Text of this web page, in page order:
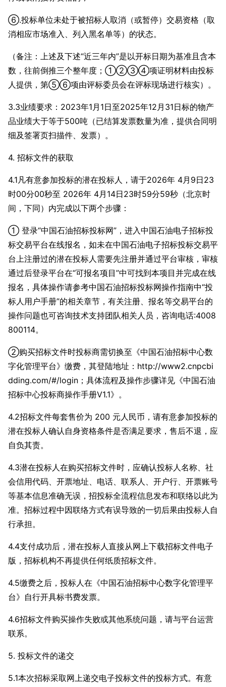
⑥.投标单位未处于被招标人取消（或暂停）交易资格（取
消相应市场准入、列入黑名单等）的状态。
（备注：上述及下述“近三年内”是以开标日期为基准且含本
数，往前倒推三个整年度；①②③④项证明材料由投标
人提供，第⑤⑥项由评标委员会在评标现场进行核实）。
3.3业绩要求：2023年1月1日至2025年12月31日标的物产
品业绩大于等于500吨（已结算发票数量为准，提供合同明
细及签署页扫描件、发票）。
4. 招标文件的获取
4.1凡有意参加投标的潜在投标人，请于2026年 4月9日23
时00分00秒至 2026年 4月14日23时59分59秒（北京时
间，下同）内完成以下两个步骤：
① 登录“中国石油招标投标网”，进入中国石油电子招标投
标交易平台在线报名，如未在中国石油电子招标投标交易平
台上注册过的潜在投标人需要先注册并通过平台审核，审核
通过后登录平台在“可报名项目”中可找到本项目并完成在线
报名，具体操作请参考中国石油招标投标网操作指南中“投
标人用户手册”的相关章节，有关注册、报名等交易平台的
操作问题也可咨询技术支持团队相关人员，咨询电话:4008
800114。
②购买招标文件时投标商需切换至《中国石油招标中心数
字化管理平台》缴费，其登陆地址：http://www2.cnpcbi
dding.com/#/login；具体流程及操作步骤详见《中国石油
招标中心投标商操作手册V1.1》。
4.2招标文件每套售价为 200 元人民币，请有意参加投标的
潜在投标人确认自身资格条件是否满足要求，售后不退，应
自负其责。
4.3潜在投标人在购买招标文件时，应确认投标人名称、社
会信用代码、开票地址、电话、联系人、开户行、开票账号
等基本信息准确无误，招投标全流程信息发布和联络以此为
准。招标过程中因联络方式有误导致的一切后果由投标人自
行承担。
4.4支付成功后，潜在投标人直接从网上下载招标文件电子
版，招标机构不再提供任何纸质招标文件。
4.5缴费之后，投标人在《中国石油招标中心数字化管理平
台》自行开具标书费发票。
4.6招标文件购买操作失败或其他系统问题，请与平台运营
联系。
5. 投标文件的递交
5.1本次招标采取网上递交电子投标文件的投标方式。有意